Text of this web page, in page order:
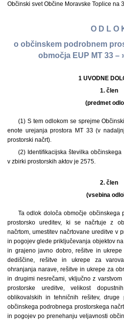
Občinski svet Občine Moravske Toplice na
O D L O
o občinskem podrobnem
območja EUP MT 33 –
1 UVODNE
1. člen
(predmet
(1) S tem odlokom se sprejme
enote urejanja prostora MT 33 (v
prostorski načrt).
(2) Identifikacijska številka
v zbirki prostorskih aktov je 2575.
2. člen
(vsebina
Ta odlok določa območje občinskega
prostorsko ureditev, ki se načrtuje z
načrtom, umestitev načrtovane ureditve v
in pogojev glede priključevanja objektov
in grajeno javno dobro, rešitve in
dediščine, rešitve in ukrepe za
ohranjanja narave, rešitve in ukrepe za
in drugimi nesrečami, vključno z
prostorske ureditve, velikost
oblikovalskih in tehničnih rešitev,
občinskega podrobnega prostorskega
in pogojev po prenehanju veljavnosti